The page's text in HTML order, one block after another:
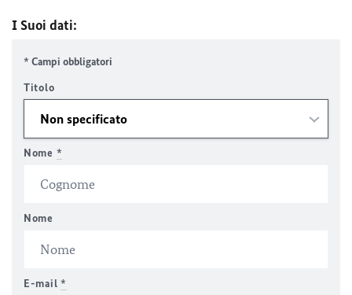
I Suoi dati:
* Campi obbligatori
Titolo
Nome *
Nome
E-mail *